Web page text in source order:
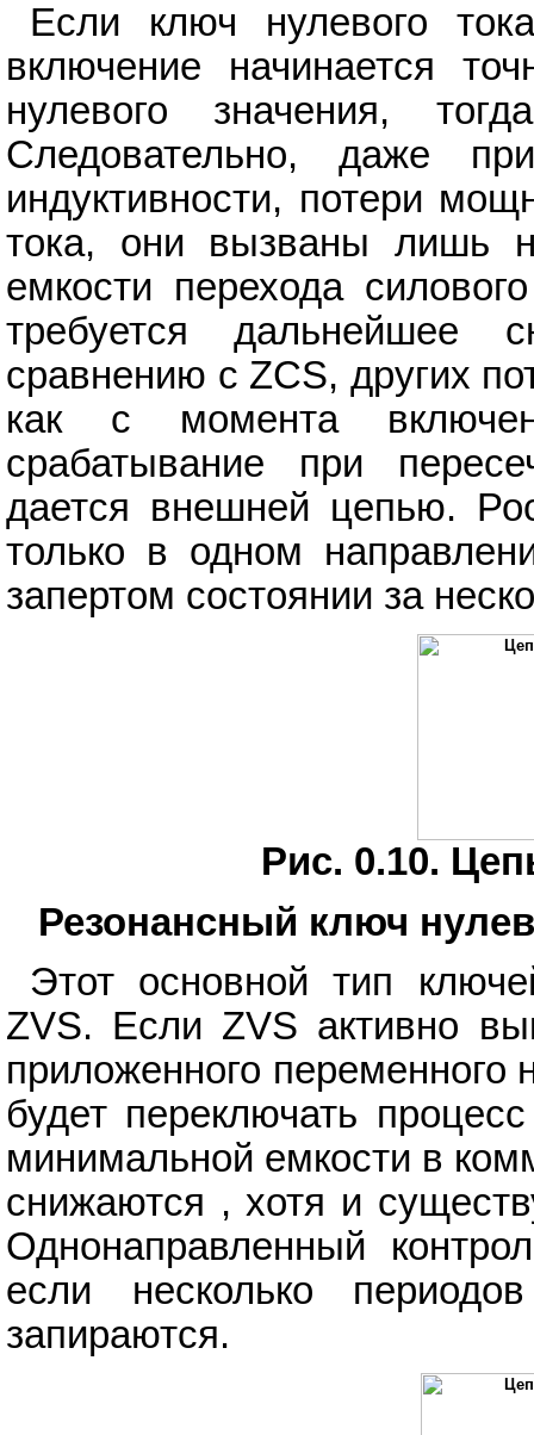
Если ключ нулевого
включение начинается
нулевого значения,
Следовательно, даже
индуктивности, потери
тока, они вызваны лишь
емкости перехода
требуется дальнейшее
сравнению с ZCS, других
как с момента
срабатывание при
дается внешней цепью.
только в одном
запертом состоянии за
Рис. 0.10.
Резонансный ключ
Этот основной тип
ZVS. Если ZVS активно
приложенного переменного
будет переключать
минимальной емкости в
снижаются , хотя и
Однонаправленный
если несколько
запираются.